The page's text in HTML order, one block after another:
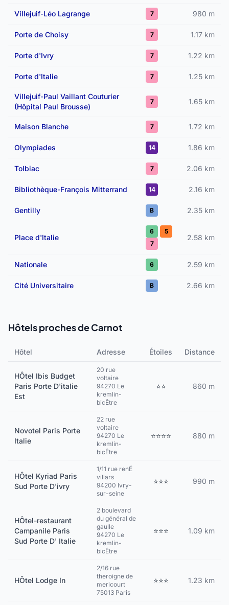
Villejuif-Léo Lagrange 7 980 m
Porte de Choisy 7 1.17 km
Porte d'Ivry 7 1.22 km
Porte d'Italie 7 1.25 km
Villejuif-Paul Vaillant Couturier
(Hôpital Paul Brousse)
7 1.65 km
Maison Blanche 7 1.72 km
Olympiades 14 1.86 km
Tolbiac 7 2.06 km
Bibliothèque-François Mitterrand 14 2.16 km
Gentilly B 2.35 km
Place d'Italie
6
5
7
2.58 km
Nationale 6 2.59 km
Cité Universitaire B 2.66 km
Hôtels proches de Carnot
Hôtel Adresse Étoiles Distance
HÔtel Ibis Budget
Paris Porte D'italie
Est
20 rue
voltaire
94270 Le
kremlin-
bicÊtre
⭐⭐ 860 m
Novotel Paris Porte
Italie
22 rue
voltaire
94270 Le
kremlin-
bicÊtre
⭐⭐⭐⭐ 880 m
HÔtel Kyriad Paris
Sud Porte D'ivry
1/11 rue renÉ
villars
94200 Ivry-
sur-seine
⭐⭐⭐ 990 m
HÔtel-restaurant
Campanile Paris
Sud Porte D' Italie
2 boulevard
du général de
gaulle
94270 Le
kremlin-
bicÊtre
⭐⭐⭐ 1.09 km
HÔtel Lodge In
2/16 rue
theroigne de
mericourt
75013 Paris
⭐⭐⭐ 1.23 km